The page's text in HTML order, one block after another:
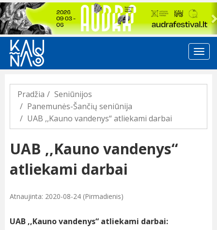
Previous
Pradžia
Seniūnijos
Panemunės-Šančių seniūnija
UAB ,,Kauno vandenys“ atliekami darbai
UAB ,,Kauno vandenys“
atliekami darbai
Atnaujinta: 2020-08-24 (Pirmadienis)
UAB ,,Kauno vandenys“ atliekami darbai: